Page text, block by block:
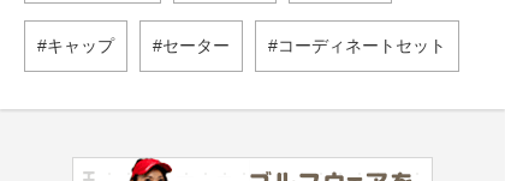
キャップ セーター コーディネートセット